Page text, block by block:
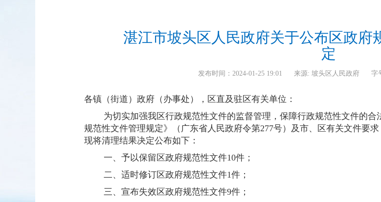
湛江市坡头区人民政府关于公布区政府
定
发布时间：2024-01-25 19:01 来源: 坡头区人民政府 字
各镇（街道）政府（办事处），区直及驻区有关单位：
为切实加强我区行政规范性文件的监督管理，保障行政规范性文件的合
规范性文件管理规定》（广东省人民政府令第277号）及市、区有关文件要
现将清理结果决定公布如下：
一、予以保留区政府规范性文件10件；
二、适时修订区政府规范性文件1件；
三、宣布失效区政府规范性文件9件；